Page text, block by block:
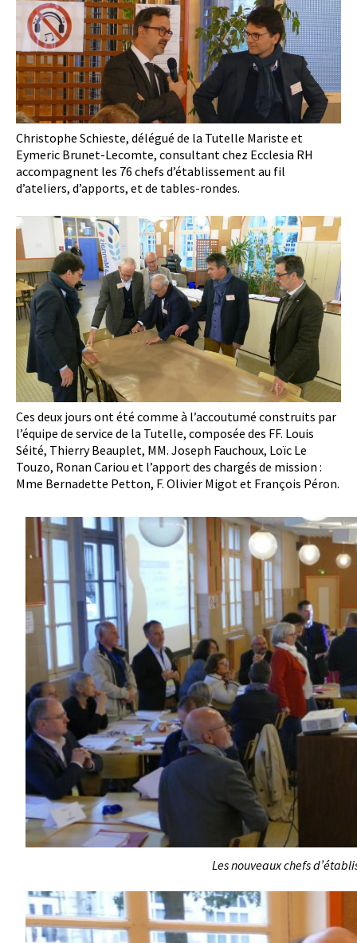
Christophe Schieste, délégué de la Tutelle Mariste et
Eymeric Brunet-Lecomte, consultant chez Ecclesia RH
accompagnent les 76 chefs d’établissement au fil
d’ateliers, d’apports, et de tables-rondes.
Ces deux jours ont été comme à l’accoutumé construits par
l’équipe de service de la Tutelle, composée des FF. Louis
Séité, Thierry Beauplet, MM. Joseph Fauchoux, Loïc Le
Touzo, Ronan Cariou et l’apport des chargés de mission :
Mme Bernadette Petton, F. Olivier Migot et François Péron.
Les nouveaux chefs